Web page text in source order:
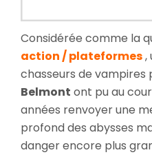
Considérée comme la
action / plateformes,
chasseurs de vampires
Belmont ont pu au
années renvoyer une
profond des abysses
danger encore plus